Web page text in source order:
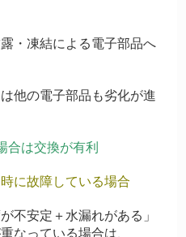
・凍結による電子部品へ
他の電子部品も劣化が進
合は交換が有利
に故障している場合
不安定＋水漏れがある」
なっている場合は、